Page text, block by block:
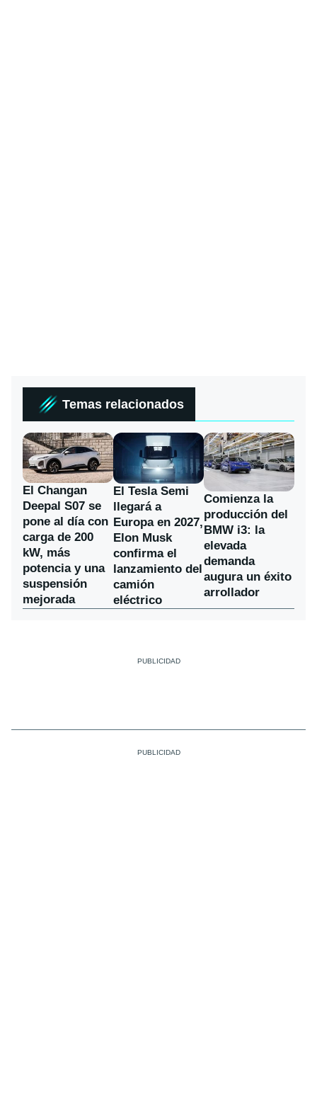
Temas relacionados
El Changan
Deepal S07 se
pone al día con
carga de 200
kW, más
potencia y una
suspensión
mejorada
El Tesla Semi
llegará a
Europa en 2027,
Elon Musk
confirma el
lanzamiento del
camión
eléctrico
Comienza la
producción del
BMW i3: la
elevada
demanda
augura un éxito
arrollador